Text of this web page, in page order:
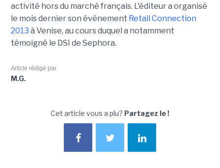
activité hors du marché français. L'éditeur a organisé
le mois dernier son événement Retail Connection
2013 à Venise, au cours duquel a notamment
témoigné le DSI de Sephora.
Article rédigé par
M.G.
Cet article vous a plu? Partagez le !